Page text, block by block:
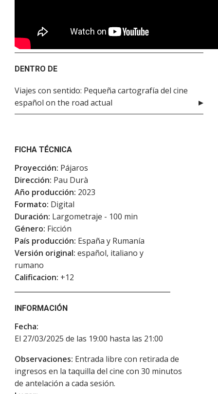
DENTRO DE
Viajes con sentido: Pequeña cartografía del cine
español on the road actual
FICHA TÉCNICA
Proyección: Pájaros
Dirección: Pau Durà
Año producción: 2023
Formato: Digital
Duración: Largometraje - 100 min
Género: Ficción
País producción: España y Rumanía
Versión original: español, italiano y
rumano
Calificacion: +12
INFORMACIÓN
Fecha:
El 27/03/2025 de las 19:00 hasta las 21:00
Observaciones: Entrada libre con retirada de
ingresos en la taquilla del cine con 30 minutos
de antelación a cada sesión.